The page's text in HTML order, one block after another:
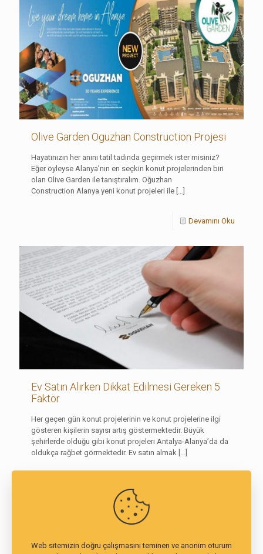
Olive Garden Oguzhan Construction Projesi
Hayatınızın her anını tatil tadında geçirmek ister misiniz?
Eğer öyleyse Alanya’nın en seçkin konut projelerinden biri
olan Olive Garden ile tanıştıralım. Oğuzhan
Construction Alanya yeni konut projeleri ile […]
Devamını Oku
Ev Satın Alırken Dikkat Edilmesi Gereken 5
Faktör
Her geçen gün konut projelerinin ve konut projelerine ilgi
gösteren kişilerin sayısı artış göstermektedir. Büyük
şehirlerde olduğu gibi konut projeleri Antalya-Alanya’da da
oldukça rağbet görmektedir. Ev satın almak […]
Web sitemizin doğru çalışmasını teminen ve anonim oturum